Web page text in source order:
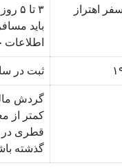
اهتراز
۳
باید
اطلاعات
ثبت در
گردش
قطری در
گذشته